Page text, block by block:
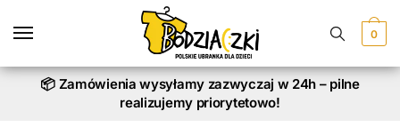
0
📦 Zamówienia wysyłamy zazwyczaj w 24h – pilne
realizujemy priorytetowo!